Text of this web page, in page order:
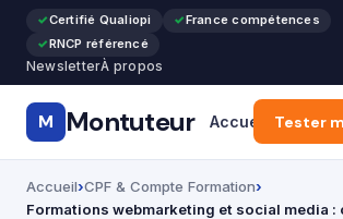
Certifié Qualiopi
France compétences
RNCP référencé
NewsletterÀ propos
M Montuteur Accueil Tester
Accueil CPF & Compte Formation
Formations webmarketing et social media :